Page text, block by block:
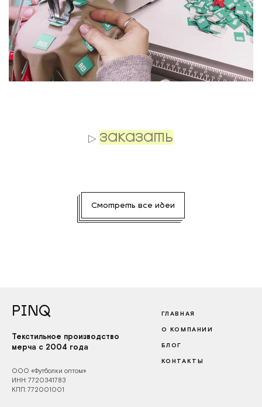
▷ ЗАКАЗАТЬ
Смотреть все идеи
PINQ
Текстильное производство
мерча с 2004 года
ООО «Футболки оптом»
ИНН: 7720341783
КПП: 772001001
ГЛАВНАЯ
О КОМПАНИИ
БЛОГ
КОНТАКТЫ